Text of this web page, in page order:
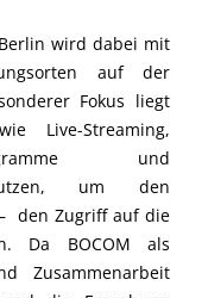
wird dabei mit
auf der
Fokus liegt
Live-Streaming,
und
um den
den Zugriff auf die
Da BOCOM als
Zusammenarbeit